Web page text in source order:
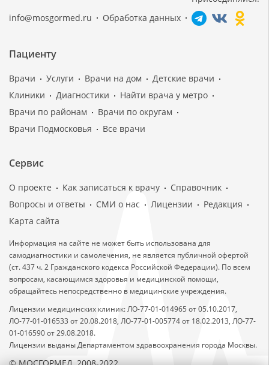
info@mosgormed.ru Обработка данных
Пациенту
Врачи Услуги Врачи на дом
Детские врачи
Клиники
Диагностики
Найти врача у метро
Врачи по районам
Врачи по округам
Врачи Подмосковья
Все врачи
Сервис
О проекте Как записаться к врачу
Справочник
Вопросы и ответы
СМИ о нас Лицензии
Редакция
Карта сайта
Информация на сайте не может быть использована для
самодиагностики и самолечения, не является публичной офертой
(ст. 437 ч. 2 Гражданского кодекса Российской Федерации). По всем
вопросам, касающимся здоровья и медицинской помощи,
обращайтесь непосредственно в медицинские учреждения.
Лицензии медицинских клиник: ЛО-77-01-014965 от 05.10.2017,
ЛО-77-01-016533 от 20.08.2018, ЛО-77-01-005774 от 18.02.2013, ЛО-77-
01-016590 от 29.08.2018.
Лицензии выданы Департаментом здравоохранения города Москвы.